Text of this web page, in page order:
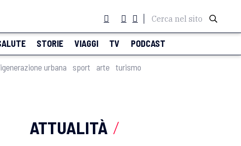
Cerca nel sito
STORIE VIAGGI TV PODCAST
urbana sport arte turismo
ATTUALITÀ /